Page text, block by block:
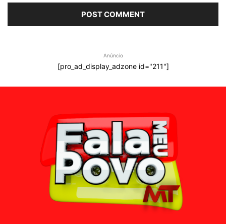
Anúncio
[pro_ad_display_adzone id="211"]